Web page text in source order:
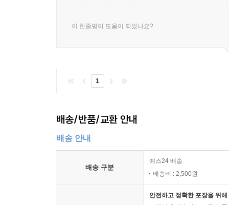
이 한줄평이 도움이 되었나요?
1
배송/반품/교환 안내
배송 안내
배송 구분
예스24 배송
배송비 : 2,500원
안전하고 정확한 포장을 위